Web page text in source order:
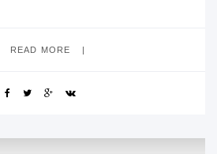
READ MORE